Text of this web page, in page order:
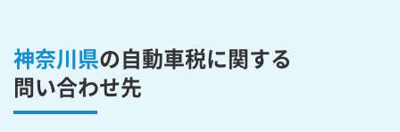
神奈川県の自動車税に関する
問い合わせ先